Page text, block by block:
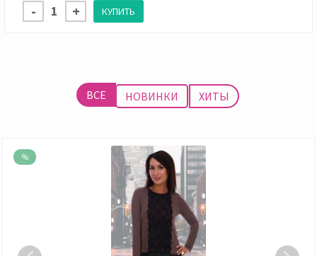
ВСЕ НОВИНКИ ХИТЫ
%